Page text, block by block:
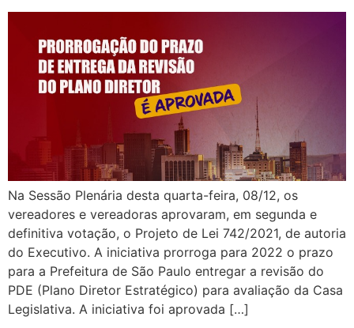
Na Sessão Plenária desta quarta-feira, 08/12, os
vereadores e vereadoras aprovaram, em segunda e
definitiva votação, o Projeto de Lei 742/2021, de autoria
do Executivo. A iniciativa prorroga para 2022 o prazo
para a Prefeitura de São Paulo entregar a revisão do
PDE (Plano Diretor Estratégico) para avaliação da Casa
Legislativa. A iniciativa foi aprovada […]